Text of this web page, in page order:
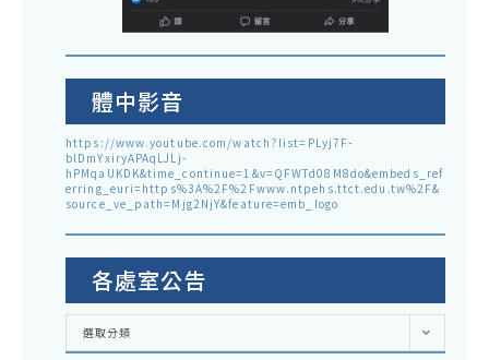
體中影音
https://www.youtube.com/watch?list=PLyj7F-
blDmYxiryAPAqLJLj-
hPMqaUKDK&time_continue=1&v=QFWTd08M8do&embeds_ref
erring_euri=https%3A%2F%2Fwww.ntpehs.ttct.edu.tw%2F&
source_ve_path=Mjg2NjY&feature=emb_logo
各處室公告
各
室
選取分類